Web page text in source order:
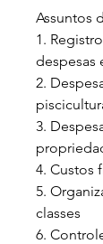
Assuntos
1.
despesas
2.
3.
4. Custos
5.
classes
6.